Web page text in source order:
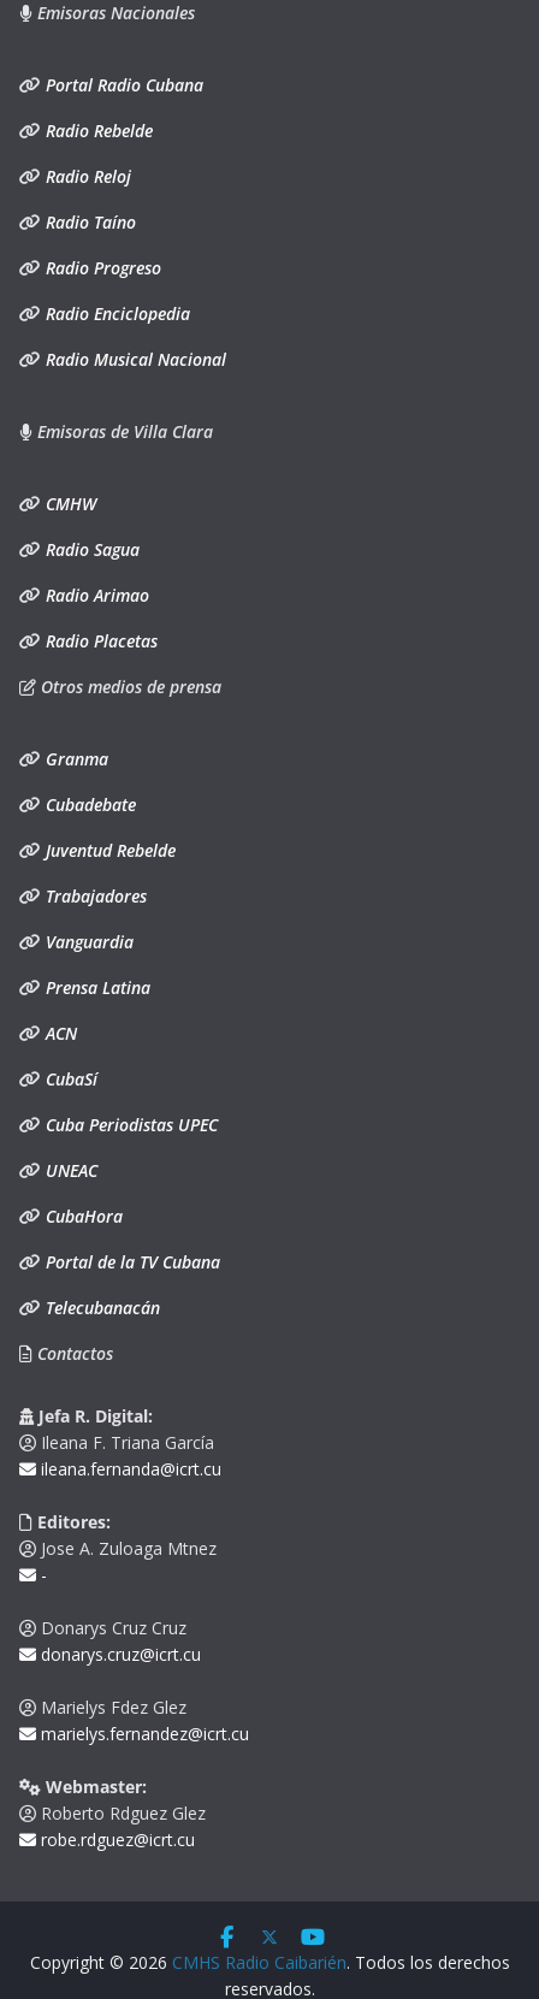
Emisoras Nacionales
Portal Radio Cubana
Radio Rebelde
Radio Reloj
Radio Taíno
Radio Progreso
Radio Enciclopedia
Radio Musical Nacional
Emisoras de Villa Clara
CMHW
Radio Sagua
Radio Arimao
Radio Placetas
Otros medios de prensa
Granma
Cubadebate
Juventud Rebelde
Trabajadores
Vanguardia
Prensa Latina
ACN
CubaSí
Cuba Periodistas UPEC
UNEAC
CubaHora
Portal de la TV Cubana
Telecubanacán
Contactos
Jefa R. Digital:
Ileana F. Triana García
ileana.fernanda@icrt.cu
Editores:
Jose A. Zuloaga Mtnez
-
Donarys Cruz Cruz
donarys.cruz@icrt.cu
Marielys Fdez Glez
marielys.fernandez@icrt.cu
Webmaster:
Roberto Rdguez Glez
robe.rdguez@icrt.cu
Copyright © 2026 CMHS Radio Caibarién. Todos los derechos
reservados.